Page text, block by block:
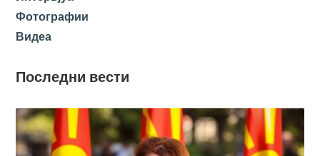
Фотографии
Видеа
Последни вести